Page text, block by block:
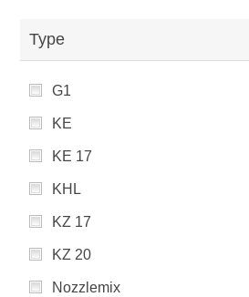
Type
G1
KE
KE 17
KHL
KZ 17
KZ 20
Nozzlemix